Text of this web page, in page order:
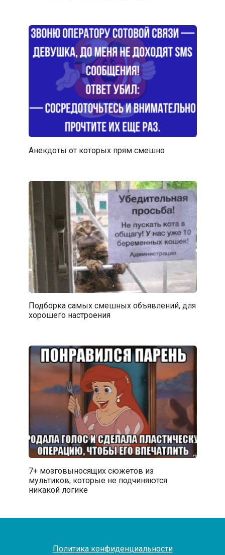
Анекдоты от которых прям смешно
Подборка самых смешных объявлений, для
хорошего настроения
7+ мозговыносящих сюжетов из
мультиков, которые не подчиняются
никакой логике
Политика конфиденциальности